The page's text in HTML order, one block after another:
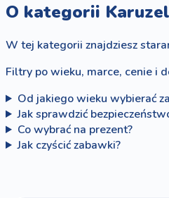
O kategorii
W tej kategorii znajdziesz
Filtry po wieku, marce, cenie i
Od jakiego wieku wybierać
Jak sprawdzić
Co wybrać na prezent?
Jak czyścić zabawki?